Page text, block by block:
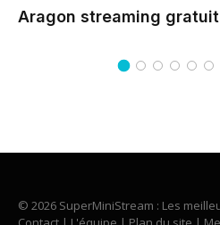
Aragon streaming gratuit
© 2026 SuperMiniStream : Les